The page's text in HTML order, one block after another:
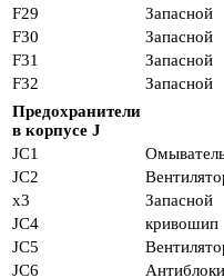
F29
Запасной
F30
Запасной
F31
Запасной
F32
Запасной
Предохранители
в корпусе J
JC1
JC2
х3
Запасной
JC4
кривошип
JC5
JC6